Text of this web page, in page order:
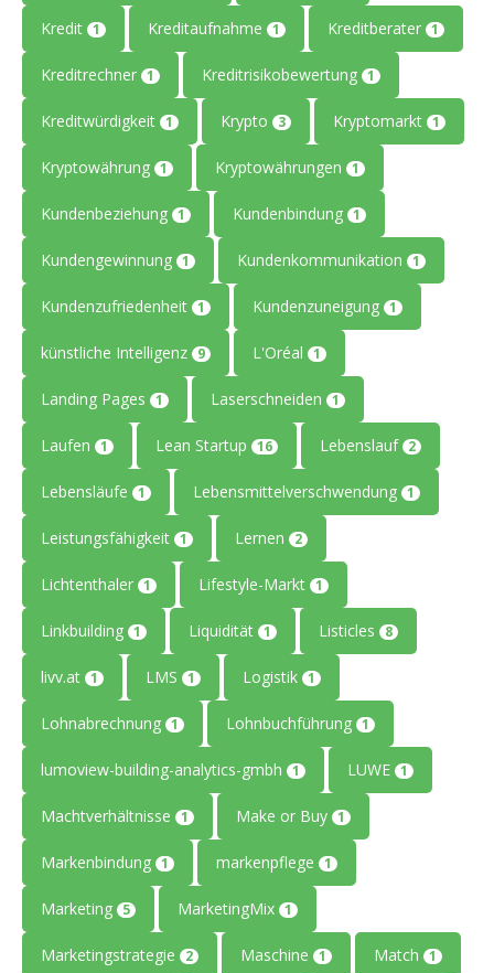
Kredit 1 Kreditaufnahme 1 Kreditberater 1
Kreditrechner 1 Kreditrisikobewertung 1
Kreditwürdigkeit 1 Krypto 3 Kryptomarkt 1
Kryptowährung 1 Kryptowährungen 1
Kundenbeziehung 1 Kundenbindung 1
Kundengewinnung 1 Kundenkommunikation 1
Kundenzufriedenheit 1 Kundenzuneigung 1
künstliche Intelligenz 9 L'Oréal 1
Landing Pages 1 Laserschneiden 1
Laufen 1 Lean Startup 16 Lebenslauf 2
Lebensläufe 1 Lebensmittelverschwendung 1
Leistungsfähigkeit 1 Lernen 2
Lichtenthaler 1 Lifestyle-Markt 1
Linkbuilding 1 Liquidität 1 Listicles 8
livv.at 1 LMS 1 Logistik 1
Lohnabrechnung 1 Lohnbuchführung 1
lumoview-building-analytics-gmbh 1 LUWE 1
Machtverhältnisse 1 Make or Buy 1
Markenbindung 1 markenpflege 1
Marketing 5 MarketingMix 1
Marketingstrategie 2 Maschine 1 Match 1